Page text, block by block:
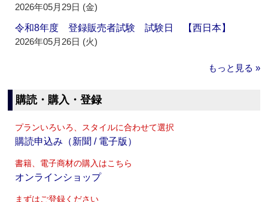
2026年05月29日 (金)
令和8年度 登録販売者試験 試験日 【西日本】
2026年05月26日 (火)
もっと見る »
購読・購入・登録
プランいろいろ、スタイルに合わせて選択
購読申込み（新聞 / 電子版）
書籍、電子商材の購入はこちら
オンラインショップ
まずはご登録ください